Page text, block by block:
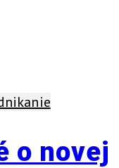
o novej